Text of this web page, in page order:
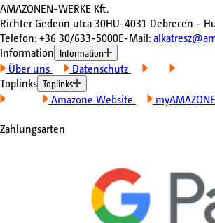
AMAZONEN-WERKE Kft.
Richter Gedeon utca 30HU-4031 Debrecen -
Telefon:+36 30/633-5000E-Mail:
Information Information
Über uns Datenschutz
Toplinks Toplinks
Amazone Website myAMAZONE
Zahlungsarten